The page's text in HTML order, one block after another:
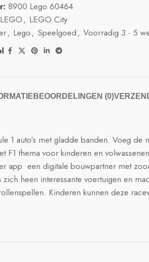
8900.Lego 60464
LEGO, LEGO City
, Lego, Speelgoed, Voorradig 3 - 5
BEOORDELINGEN (0)
1 auto’s met gladde banden. Voeg
thema voor kinderen en
 een digitale bouwpartner met
heen interessante voertuigen en
Kinderen kunnen deze